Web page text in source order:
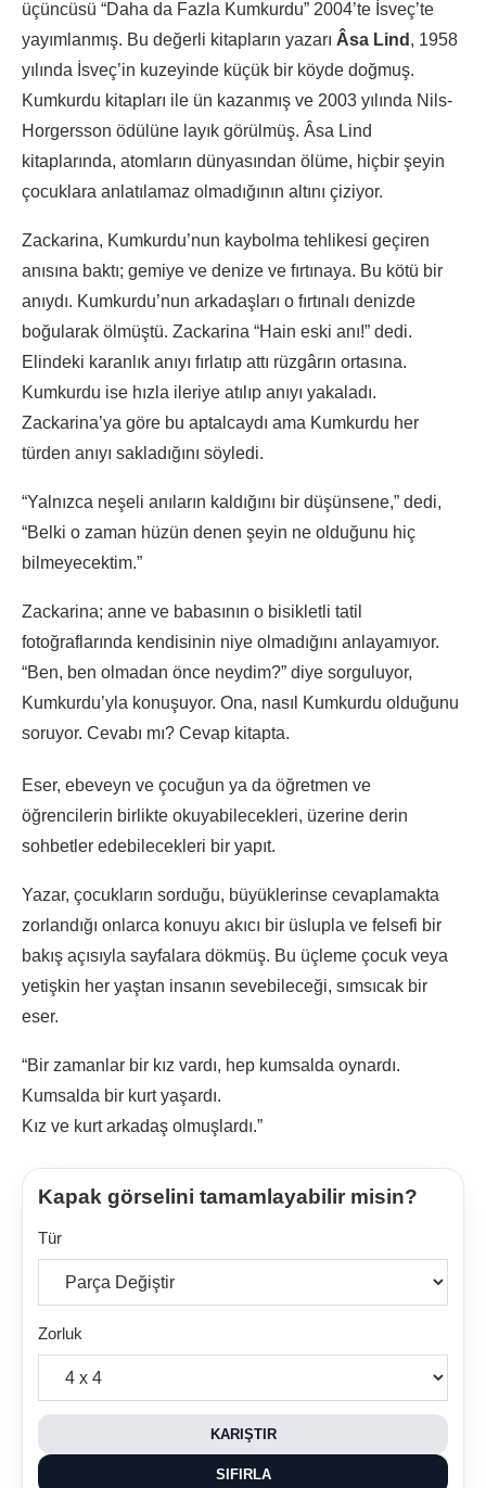
üçüncüsü “Daha da Fazla Kumkurdu” 2004’te İsveç’te
yayımlanmış. Bu değerli kitapların yazarı Âsa Lind , 1958
yılında İsveç’in kuzeyinde küçük bir köyde doğmuş.
Kumkurdu kitapları ile ün kazanmış ve 2003 yılında Nils-
Horgersson ödülüne layık görülmüş. Âsa Lind
kitaplarında, atomların dünyasından ölüme, hiçbir şeyin
çocuklara anlatılamaz olmadığının altını çiziyor.
Zackarina, Kumkurdu’nun kaybolma tehlikesi geçiren
anısına baktı; gemiye ve denize ve fırtınaya. Bu kötü bir
anıydı. Kumkurdu’nun arkadaşları o fırtınalı denizde
boğularak ölmüştü. Zackarina “Hain eski anı!” dedi.
Elindeki karanlık anıyı fırlatıp attı rüzgârın ortasına.
Kumkurdu ise hızla ileriye atılıp anıyı yakaladı.
Zackarina’ya göre bu aptalcaydı ama Kumkurdu her
türden anıyı sakladığını söyledi.
“Yalnızca neşeli anıların kaldığını bir düşünsene,” dedi,
“Belki o zaman hüzün denen şeyin ne olduğunu hiç
bilmeyecektim.”
Zackarina; anne ve babasının o bisikletli tatil
fotoğraflarında kendisinin niye olmadığını anlayamıyor.
“Ben, ben olmadan önce neydim?” diye sorguluyor,
Kumkurdu’yla konuşuyor. Ona, nasıl Kumkurdu olduğunu
soruyor. Cevabı mı? Cevap kitapta.
Eser, ebeveyn ve çocuğun ya da öğretmen ve
öğrencilerin birlikte okuyabilecekleri, üzerine derin
sohbetler edebilecekleri bir yapıt.
Yazar, çocukların sorduğu, büyüklerinse cevaplamakta
zorlandığı onlarca konuyu akıcı bir üslupla ve felsefi bir
bakış açısıyla sayfalara dökmüş. Bu üçleme çocuk veya
yetişkin her yaştan insanın sevebileceği, sımsıcak bir
eser.
“Bir zamanlar bir kız vardı, hep kumsalda oynardı.
Kumsalda bir kurt yaşardı.
Kız ve kurt arkadaş olmuşlardı.”
Kapak görselini tamamlayabilir misin?
Tür
Zorluk
KARIŞTIR
SIFIRLA